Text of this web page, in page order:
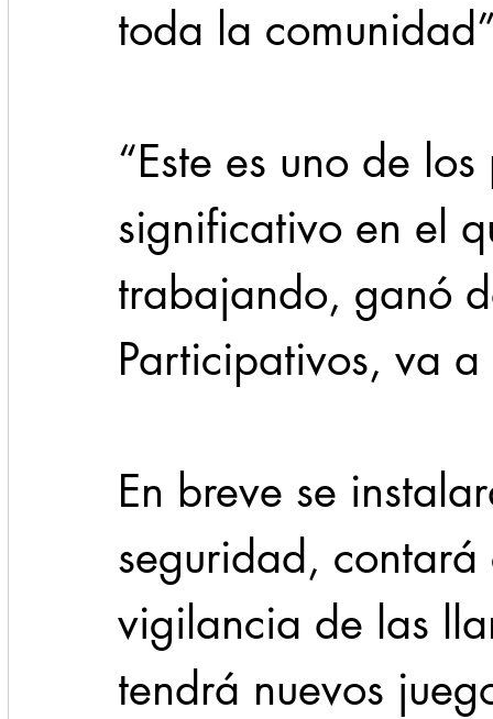
toda la
“Este es uno de
significativo en el
trabajando, ganó
Participativos, va
En breve se
seguridad,
vigilancia de las
tendrá nuevos